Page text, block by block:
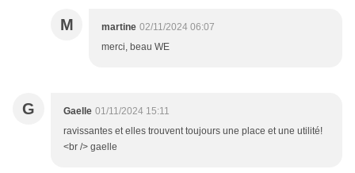
M martine 02/11/2024 06:07
merci, beau WE
G Gaelle 01/11/2024 15:11
ravissantes et elles trouvent toujours une place et une utilité!
<br /> gaelle